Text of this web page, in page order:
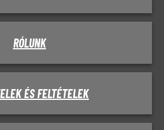
RÓLUNK
ÉS FELTÉTELEK